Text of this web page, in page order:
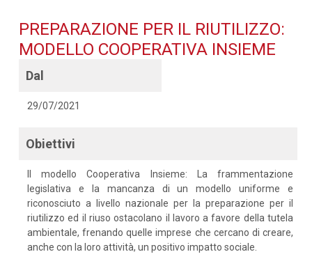
formazione
PREPARAZIONE PER IL RIUTILIZZO:
MODELLO COOPERATIVA INSIEME
Dal
29/07/2021
Obiettivi
Il modello Cooperativa Insieme: La frammentazione
legislativa e la mancanza di un modello uniforme e
riconosciuto a livello nazionale per la preparazione per il
riutilizzo ed il riuso ostacolano il lavoro a favore della tutela
ambientale, frenando quelle imprese che cercano di creare,
anche con la loro attività, un positivo impatto sociale.